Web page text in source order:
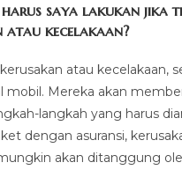
saya lakukan jika
atau kecelakaan?
atau kecelakaan,
mobil. Mereka akan
langkah yang harus
dengan asuransi,
akan ditanggung